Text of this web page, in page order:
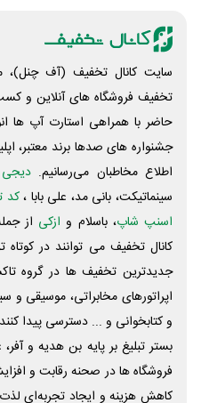
سایت کانال تخفیف (آف چنل)،
تخفیف فروشگاه های آنلاین و
حاضر با همراهی استارت آپ ها
جشنواره های صدها برند معتبر،
اطلاع مخاطبان می‌رسانیم. دیجی
سینماتیکت، بانی مد، علی‌ بابا ،کد
اسنپ شاپ، باسلام و ازکی از
کانال تخفیف می توانند در
جدیدترین تخفیف ها در گروه
اپراتورهای مخابراتی، موسیقی و
و کتابخوانی و ... دسترسی پیدا
بستر تبلیغ بر پایه بن هدیه و
فروشگاه ها در صحنه رقابت و
کاهش هزینه و ایجاد تجربه‌ای